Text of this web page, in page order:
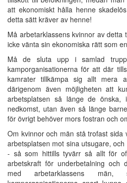
att ekonomiskt hålla henne
detta sätt kräver av henne!
Må arbetarklassens kvinnor av detta
icke vänta sin ekonomiska rätt som
Må de sluta upp i samlad trupp
kamporganisationerna för att där
kamrater tillkämpa sig allt mera
därigenom även möjligheten att
arbetsplatsen så länge de
nedkomst, utan även så länge
för övrigt behöver mors fostran och
Om kvinnor och män stå trofast sida
arbetsplatsen mot sina utsugare,
- så som hittills tyvärr så allt för
arbetskraft för underbetalning och
med arbetarklassens män,